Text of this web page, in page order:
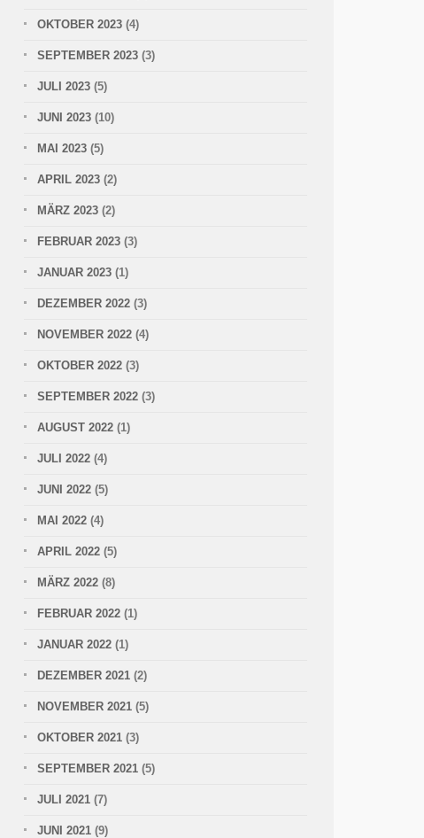
OKTOBER 2023 (4)
SEPTEMBER 2023 (3)
JULI 2023 (5)
JUNI 2023 (10)
MAI 2023 (5)
APRIL 2023 (2)
MÄRZ 2023 (2)
FEBRUAR 2023 (3)
JANUAR 2023 (1)
DEZEMBER 2022 (3)
NOVEMBER 2022 (4)
OKTOBER 2022 (3)
SEPTEMBER 2022 (3)
AUGUST 2022 (1)
JULI 2022 (4)
JUNI 2022 (5)
MAI 2022 (4)
APRIL 2022 (5)
MÄRZ 2022 (8)
FEBRUAR 2022 (1)
JANUAR 2022 (1)
DEZEMBER 2021 (2)
NOVEMBER 2021 (5)
OKTOBER 2021 (3)
SEPTEMBER 2021 (5)
JULI 2021 (7)
JUNI 2021 (9)